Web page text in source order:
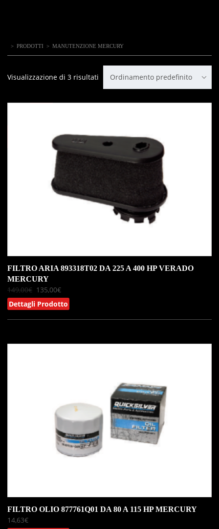
> PRODOTTI > MANUTENZIONE MERCURY
Visualizzazione di 3 risultati Ordinamento predefinito
FILTRO ARIA 893318T02 DA 225 A 400 HP VERADO
MERCURY
149,00€ 135,00€
Dettagli Prodotto
FILTRO OLIO 877761Q01 DA 80 A 115 HP MERCURY
14,63€